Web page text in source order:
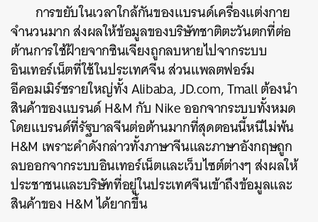
การขยับในเวลาใกล้กันของแบรนด์เครื่องแต่งกาย
จำนวนมาก ส่งผลให้ข้อมูลของบริษัทชาติตะวันตกที่ต่อ
ต้านการใช้ฝ้ายจากซินเจียงถูกลบหายไปจากระบบ
อินเทอร์เน็ตที่ใช้ในประเทศจีน ส่วนแพลตฟอร์ม
อีคอมเมิร์ซรายใหญ่ทั้ง Alibaba, JD.com, Tmall ต้องนำ
สินค้าของแบรนด์ H&M กับ Nike ออกจากระบบทั้งหมด
โดยแบรนด์ที่รัฐบาลจีนต่อต้านมากที่สุดตอนนี้หนีไม่พ้น
H&M เพราะคำดังกล่าวทั้งภาษาจีนและภาษาอังกฤษถูก
ลบออกจากระบบอินเทอร์เน็ตและเว็บไซต์ต่างๆ ส่งผลให้
ประชาชนและบริษัทที่อยู่ในประเทศจีนเข้าถึงข้อมูลและ
สินค้าของ H&M ได้ยากขึ้น